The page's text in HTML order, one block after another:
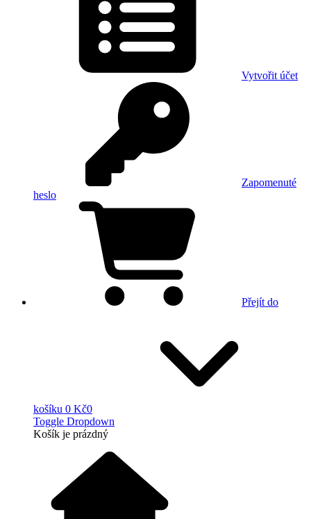
Vytvořit účet
Zapomenuté
heslo
Přejít do
košíku 0 Kč0
Toggle Dropdown
Košík je prázdný